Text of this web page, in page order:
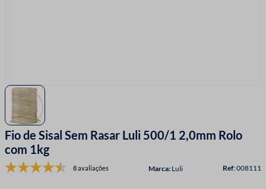
Fio de Sisal Sem Rasar Luli 500/1 2,0mm Rolo
com 1kg
8 avaliações Luli :008111